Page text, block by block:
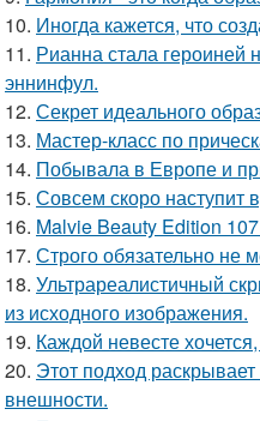
10. Иногда кажется, что
11. Рианна стала героиней
эннинфул.
12. Секрет идеального
13. Мастер-класс по
14. Побывала в Европе и
15. Совсем скоро наступит
16. Malvie Beauty Edition
17. Строго обязательно не
18. Ультрареалистичный
из исходного изображения.
19. Каждой невесте
20. Этот подход
внешности.